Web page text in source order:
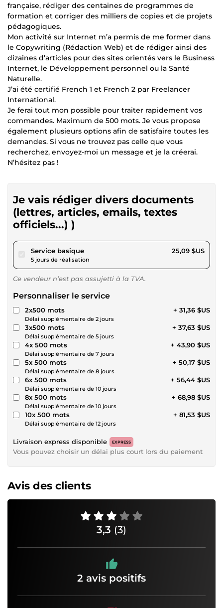
française, rédiger des centaines de programmes de
formation et corriger des milliers de copies et de projets
pédagogiques.
Mon activité sur Internet m’a permis de me former dans
le Copywriting (Rédaction Web) et de rédiger ainsi des
dizaines d’articles pour des sites orientés vers le Business
Internet, le Développement personnel ou la Santé
Naturelle.
J’ai été certifié French 1 et French 2 par Freelancer
International.
Je ferai tout mon possible pour traiter rapidement vos
commandes. Maximum de 500 mots. Je vous propose
également plusieurs options afin de satisfaire toutes les
demandes. Si vous ne trouvez pas celle que vous
recherchez, envoyez-moi un message et je la créerai.
N’hésitez pas !
Je vais rédiger divers documents
(lettres, articles, emails, textes
officiels...) )
Service basiquepour 23,12 $US
5 jours de réalisation
25,09 $US
Ce vendeur n’est pas assujetti à la TVA.
Personnaliser le service
2x500 mots
Délai supplémentaire de 2 jours
+ 31,36 $US
3x500 mots
Délai supplémentaire de 5 jours
+ 37,63 $US
4x 500 mots
Délai supplémentaire de 7 jours
+ 43,90 $US
5x 500 mots
Délai supplémentaire de 8 jours
+ 50,17 $US
6x 500 mots
Délai supplémentaire de 10 jours
+ 56,44 $US
8x 500 mots
Délai supplémentaire de 10 jours
+ 68,98 $US
10x 500 mots
Délai supplémentaire de 12 jours
+ 81,53 $US
Livraison express disponible EXPRESS
Vous pouvez choisir un délai plus court lors du paiement
Avis des clients
3,3 (3)
2 avis positifs